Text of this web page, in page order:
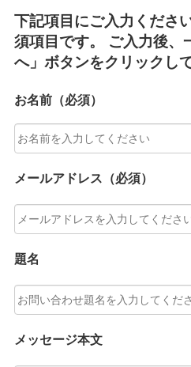
下記項目にご入力くださ
須項目です。
ご入力後、
へ」ボタンをクリックし
お名前（必須）
メールアドレス（必須）
題名
メッセージ本文